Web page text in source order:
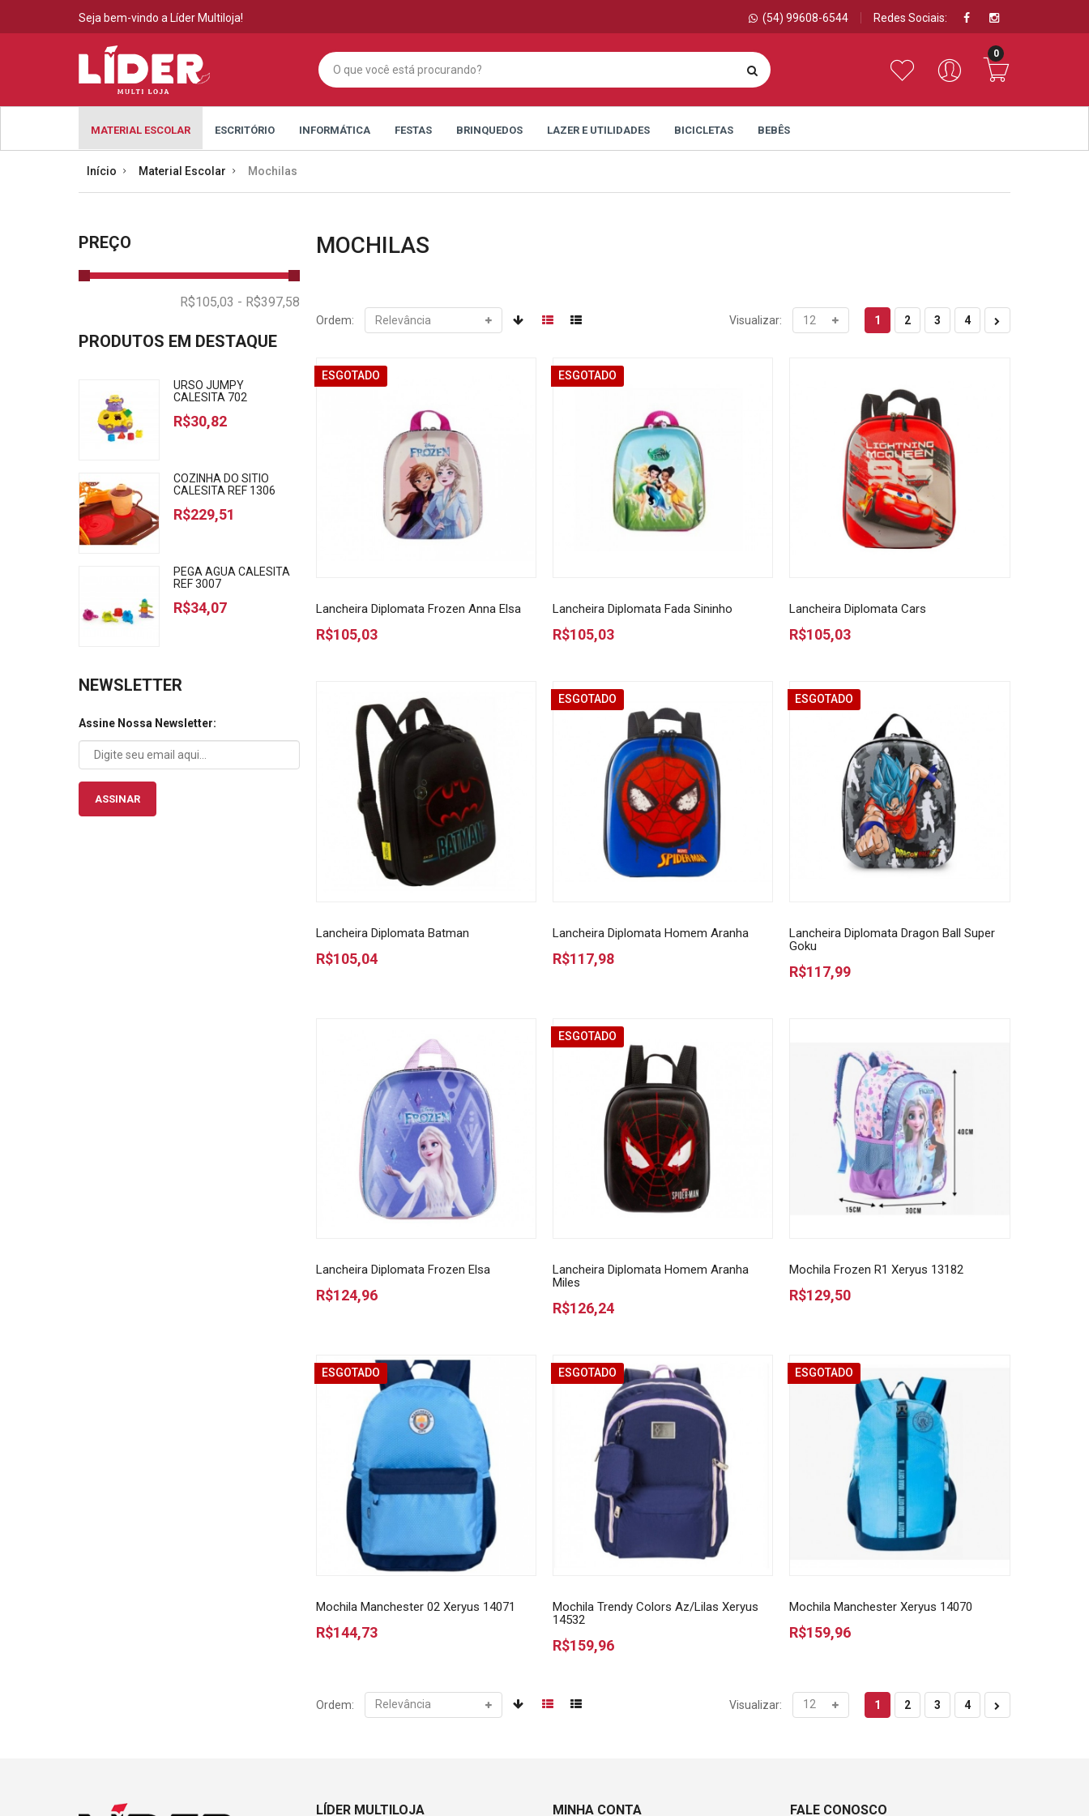
Seja bem-vindo a Líder Multiloja! Redes Sociais:
(54) 99608-6544
0
MATERIAL ESCOLAR ESCRITÓRIO INFORMÁTICA FESTAS BRINQUEDOS LAZER E UTILIDADES BICICLETAS BEBÊS
Início Material Escolar Mochilas
PREÇO
PRODUTOS EM DESTAQUE
URSO JUMPY
CALESITA 702
R$30,82
COZINHA DO SITIO
CALESITA REF 1306
R$229,51
PEGA AGUA CALESITA
REF 3007
R$34,07
NEWSLETTER
Assine Nossa Newsletter:
ASSINAR
MOCHILAS
Ordem: Visualizar: 1 2 3 4
ESGOTADO
Lancheira Diplomata Frozen Anna Elsa
R$105,03
ESGOTADO
Lancheira Diplomata Fada Sininho
R$105,03
Lancheira Diplomata Cars
R$105,03
Lancheira Diplomata Batman
R$105,04
ESGOTADO
Lancheira Diplomata Homem Aranha
R$117,98
ESGOTADO
Lancheira Diplomata Dragon Ball Super
Goku
R$117,99
Lancheira Diplomata Frozen Elsa
R$124,96
ESGOTADO
Lancheira Diplomata Homem Aranha
Miles
R$126,24
Mochila Frozen R1 Xeryus 13182
R$129,50
ESGOTADO
Mochila Manchester 02 Xeryus 14071
R$144,73
ESGOTADO
Mochila Trendy Colors Az/Lilas Xeryus
14532
R$159,96
ESGOTADO
Mochila Manchester Xeryus 14070
R$159,96
Ordem: Visualizar: 1 2 3 4
LÍDER MULTILOJA MINHA CONTA FALE CONOSCO